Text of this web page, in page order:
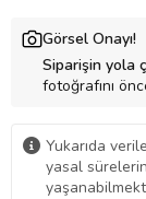
Görsel Onayı!
Siparişin yola
fotoğrafını
Yukarıda
yasal